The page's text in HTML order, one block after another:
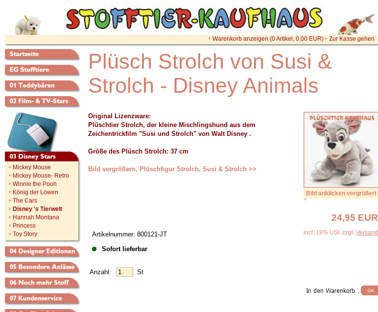
Warenkorb anzeigen (0Artikel, 0,00 EUR) Zur Kasse gehen
Mickey Mouse
Mickey Mouse- Retro
Winnie the Pooh
König der Löwen
The Cars
Disney 's Tierwelt
Hannah Montana
Princess
Toy Story
Plüsch Strolch von Susi &
Strolch - Disney Animals
Original Lizenzware:
Plüschtier Strolch, der kleine Mischlingshund aus dem
Zeichentrickfilm "Susi und Strolch" von Walt Disney .
Größe des Plüsch Strolch: 37 cm
Bild vergrößern, Plüschfigur Strolch, Susi & Strolch >>
Bild anklicken vergrößert
24,95 EUR
Artikelnummer: 800121-JT incl. 19% USt. zzgl. Versand
Sofort lieferbar
Anzahl: St